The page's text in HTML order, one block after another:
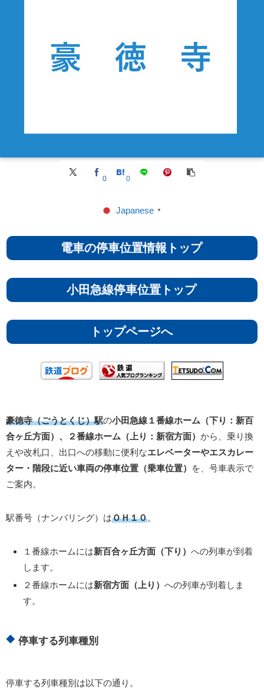
0 0
Japanese ▼
電車の停車位置情報トップ
小田急線停車位置トップ
トップページへ
豪徳寺（ごうとくじ）駅の小田急線１番線ホーム（下り：新百
合ヶ丘方面）、
２番線ホーム（上り：新宿方面） から、乗り換
えや改札口、出口への移動に便利なエレベーターやエスカレー
ター・階段に近い車両の停車位置（乗車位置）
を、号車表示で
ご案内。
駅番号（ナンバリング）はＯＨ１０。
１番線ホームには新百合ヶ丘方面（下り） への列車が到着
します。
２番線ホームには新宿方面（上り） への列車が到着しま
す。
停車する列車種別
停車する列車種別は以下の通り。